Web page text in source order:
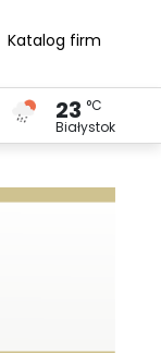
Katalog firm
23 °C
Białystok